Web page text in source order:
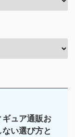
ギュア通販お
い選び方と